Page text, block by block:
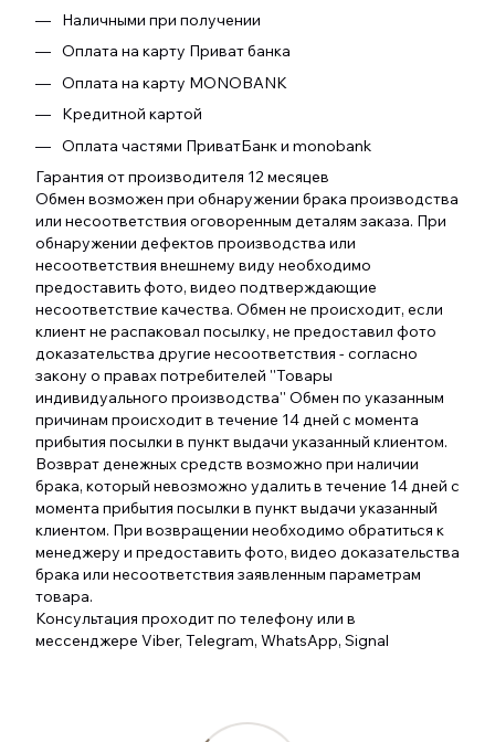
Наличными при получении
Оплата на карту Приват банка
Оплата на карту MONOBANK
Кредитной картой
Оплата частями ПриватБанк и monobank
Гарантия от производителя 12 месяцев
Обмен возможен при обнаружении брака производства
или несоответствия оговоренным деталям заказа. При
обнаружении дефектов производства или
несоответствия внешнему виду необходимо
предоставить фото, видео подтверждающие
несоответствие качества. Обмен не происходит, если
клиент не распаковал посылку, не предоставил фото
доказательства другие несоответствия - согласно
закону о правах потребителей ''Товары
индивидуального производства'' Обмен по указанным
причинам происходит в течение 14 дней с момента
прибытия посылки в пункт выдачи указанный клиентом.
Возврат денежных средств возможно при наличии
брака, который невозможно удалить в течение 14 дней с
момента прибытия посылки в пункт выдачи указанный
клиентом. При возвращении необходимо обратиться к
менеджеру и предоставить фото, видео доказательства
брака или несоответствия заявленным параметрам
товара.
Консультация проходит по телефону или в
мессенджере Viber, Telegram, WhatsApp, Signal